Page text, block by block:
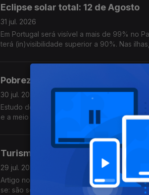
Eclipse solar total: 12 de Agosto
31 jul. 2026
Em Portugal será visível a mais de 99% no
terá (in)visibilidade superior a 90%. Nas
Pobreza afecta o cérebro
30 jul. 2026
Estudo do University College de Londres
e a meio da idade adulta, têm pior saúde
Turismo e questões éticas
29 jul. 2026
Artigo no Annals of Tourism Research
se: são sobretudo questões éticas